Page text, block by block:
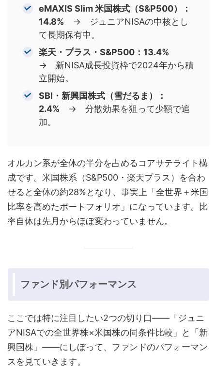
eMAXIS Slim 米国株式（S&P500）：
14.8% → ジュニアNISAの中核とし
て長期保有中。
楽天・プラス・S&P500：13.4%
→ 新NISA成長投資枠で2024年から積
立開始。
SBI・新興国株式（雪だるま）：
2.4% → 分散効果を狙って少額で追
加。
オルカン系が全体の半分を占めるコアサテライト構
成です。米国株系（S&P500・楽天プラス）を合わ
せると全体の約28%となり、事実上「全世界＋米国
比率を高めたポートフォリオ」になっています。比
率自体は先月からほぼ変わっていません。
ファンド別パフォーマンス
ここでは特に注目したい2つの切り口——「ジュニ
アNISAでの全世界株×米国株の同条件比較」と「新
興国株」——にしぼって、ファンドのパフォーマン
スを見ていきます。